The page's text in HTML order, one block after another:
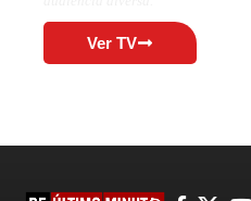
Ver TV